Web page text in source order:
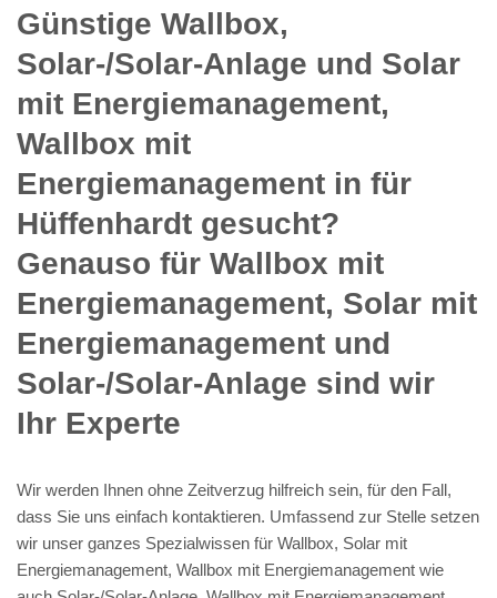
Günstige Wallbox,
Solar-/Solar-Anlage und Solar
mit Energiemanagement,
Wallbox mit
Energiemanagement in für
Hüffenhardt gesucht?
Genauso für Wallbox mit
Energiemanagement, Solar mit
Energiemanagement und
Solar-/Solar-Anlage sind wir
Ihr Experte
Wir werden Ihnen ohne Zeitverzug hilfreich sein, für den Fall,
dass Sie uns einfach kontaktieren. Umfassend zur Stelle setzen
wir unser ganzes Spezialwissen für Wallbox, Solar mit
Energiemanagement, Wallbox mit Energiemanagement wie